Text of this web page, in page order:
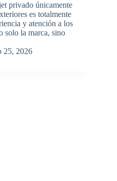
privado únicamente
es totalmente
y atención a los
solo la marca, sino
25, 2026